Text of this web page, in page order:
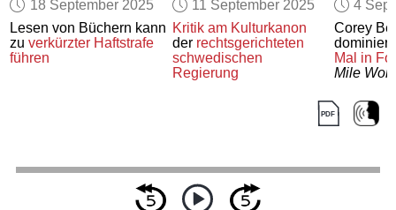
18 September 2025
Lesen von Büchern kann
zuverkürzter Haftstrafe
führen
11 September 2025
Kritik am Kulturkanon
der rechtsgerichteten
schwedischen
Regierung
4
Corey
dominiert
Mal in
Mile